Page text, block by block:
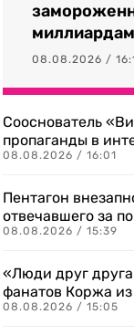
08.08.2026 /
Сооснователь
пропаганды в
08.08.2026 / 16:01
Пентагон
отвечавшего за
08.08.2026 / 15:39
«Люди друг
фанатов Коржа
08.08.2026 / 15:05